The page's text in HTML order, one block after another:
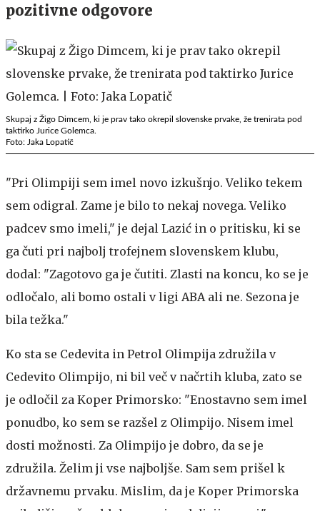
pozitivne odgovore
Skupaj z Žigo Dimcem, ki je prav tako okrepil slovenske prvake, že trenirata pod
taktirko Jurice Golemca.
Foto: Jaka Lopatič
"Pri Olimpiji sem imel novo izkušnjo. Veliko tekem
sem odigral. Zame je bilo to nekaj novega. Veliko
padcev smo imeli," je dejal Lazić in o pritisku, ki se
ga čuti pri najbolj trofejnem slovenskem klubu,
dodal: "Zagotovo ga je čutiti. Zlasti na koncu, ko se je
odločalo, ali bomo ostali v ligi ABA ali ne. Sezona je
bila težka."
Ko sta se Cedevita in Petrol Olimpija združila v
Cedevito Olimpijo, ni bil več v načrtih kluba, zato se
je odločil za Koper Primorsko: "Enostavno sem imel
ponudbo, ko sem se razšel z Olimpijo. Nisem imel
dosti možnosti. Za Olimpijo je dobro, da se je
združila. Želim ji vse najboljše. Sam sem prišel k
državnemu prvaku. Mislim, da je Koper Primorska